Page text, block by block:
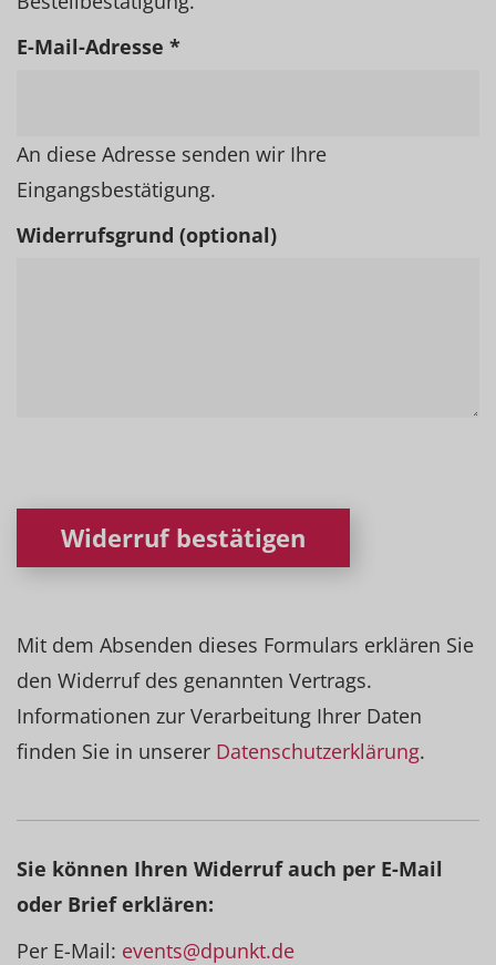
E-Mail-Adresse *
An diese Adresse senden wir Ihre
Eingangsbestätigung.
Widerrufsgrund (optional)
Widerruf bestätigen
Mit dem Absenden dieses Formulars erklären Sie
den Widerruf des genannten Vertrags.
Informationen zur Verarbeitung Ihrer Daten
finden Sie in unserer Datenschutzerklärung.
Sie können Ihren Widerruf auch per E-Mail
oder Brief erklären:
Per E-Mail: events@dpunkt.de